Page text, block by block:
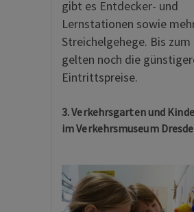
gibt es Entdecker- und
Lernstationen sowie
Streichelgehege. Bis zum
gelten noch die
Eintrittspreise.
3. Verkehrsgarten und
im Verkehrsmuseum